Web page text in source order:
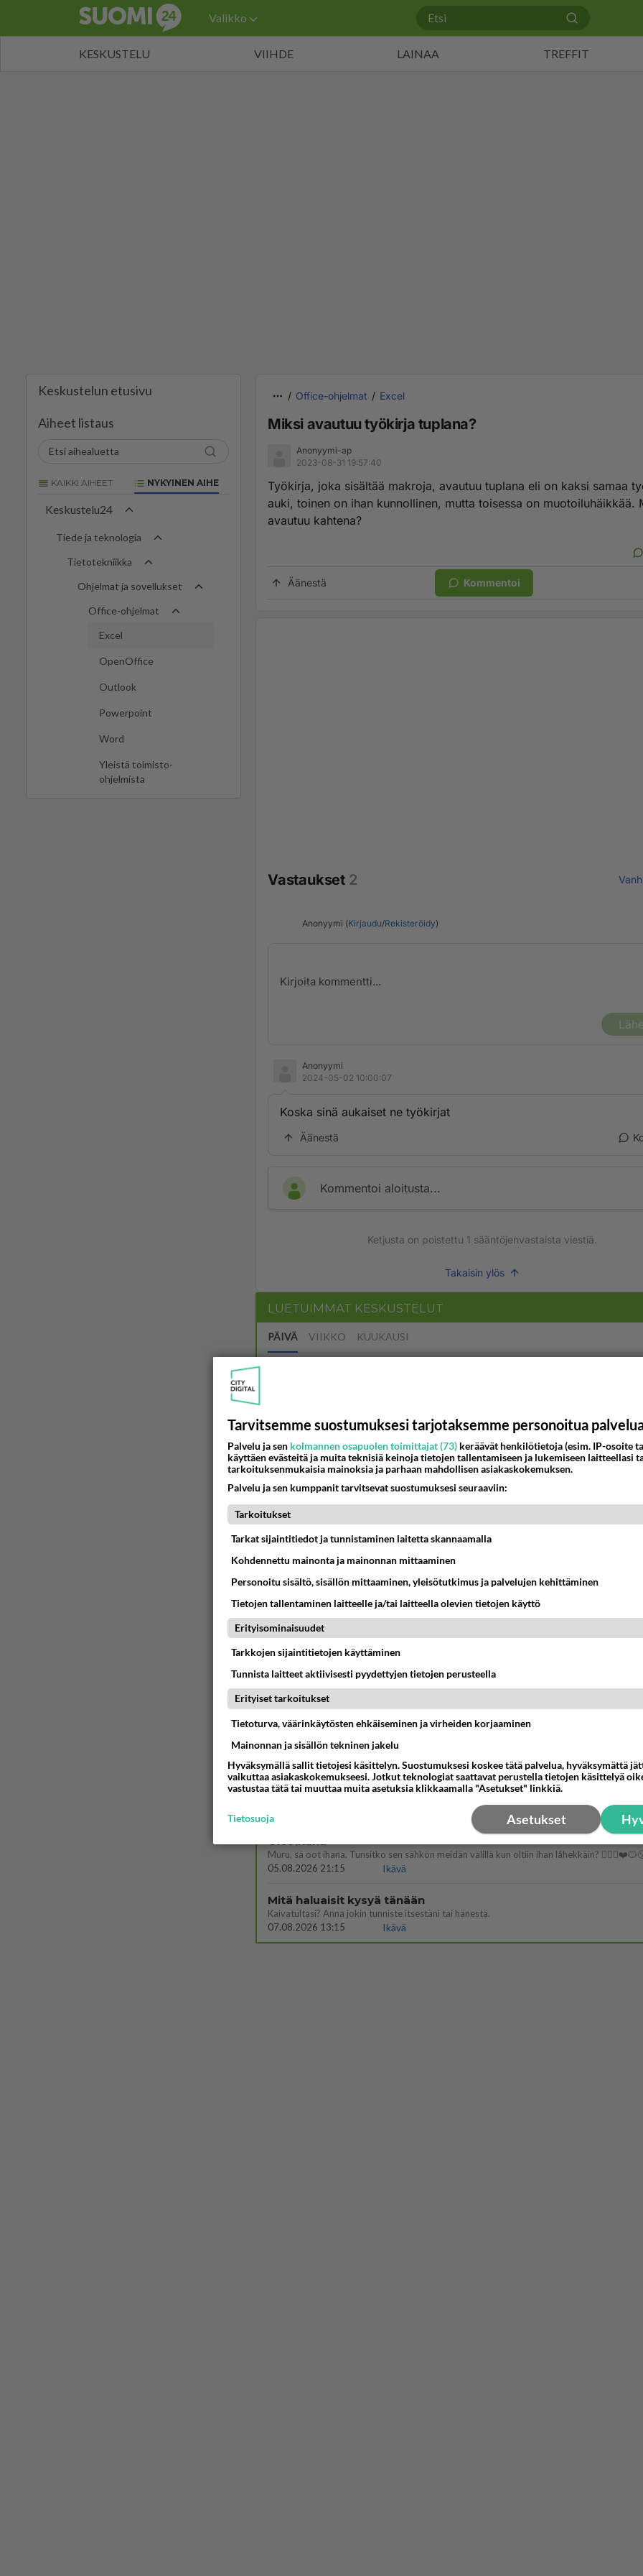
Valikko
KESKUSTELU VIIHDE LAINAA TREFFIT
Keskustelun etusivu
Aiheet listaus
KAIKKI AIHEET NYKYINEN AIHE
Keskustelu24
Tiede ja teknologia
Tietotekniikka
Ohjelmat ja sovellukset
Office-ohjelmat
Excel
OpenOffice
Outlook
Powerpoint
Word
Yleistä toimisto-
ohjelmista
Office-ohjelmat Excel
Miksi avautuu työkirja tuplana?
Anonyymi-ap
2023-08-31 19:57:40
Työkirja, joka sisältää makroja, avautuu tuplana eli on kaksi samaa
auki, toinen on ihan kunnollinen, mutta toisessa on muotoiluhäikkää.
avautuu kahtena?
Äänestä Kommentoi
Vastaukset 2
Anonyymi (Kirjaudu/Rekisteröidy)
Anonyymi
2024-05-02 10:00:07
Koska sinä aukaiset ne työkirjat
Äänestä
Kommentoi aloitusta...
Ketjusta on poistettu 1 sääntöjenvastaista viestiä.
Takaisin ylös
LUETUIMMAT KESKUSTELUT
PÄIVÄ VIIKKO KUUKAUSI
Kuka melkein täysi-ikäinen hukkui?
06.08.2026 20:09
Iisalmi
06.08.2026 03:24
kenen näköinen
kaivattusi on ?
Mikä on ollut
Söpöintä välillämme?
06.08.2026 14:44
06.08.2026 07:42
Ikävä
Hyvännäköinen pakkaus
06.08.2026 13:03
Ikävä
Vihervasemmistofeministinaisasianaiset
Olet ihana
Muru, sä oot ihana. Tunsitko sen sähkön meidän välillä kun oltiin ihan låhekkäin?
05.08.2026 21:15
Ikävä
Mitä haluaisit kysyä tänään
Kaivatultasi? Anna jokin tunniste itsestäni tai hänestä.
07.08.2026 13:15
Ikävä
Tarvitsemme suostumuksesi tarjotaksemme personoitua
Palvelu ja sen kolmannen osapuolen toimittajat (73) keräävät henkilötietoja (esim. IP-osoite
käyttäen evästeitä ja muita teknisiä keinoja tietojen tallentamiseen ja lukemiseen laitteellasi
tarkoituksenmukaisia mainoksia ja parhaan mahdollisen asiakaskokemuksen.
Palvelu ja sen kumppanit tarvitsevat suostumuksesi seuraaviin:
Tarkoitukset
Tarkat sijaintitiedot ja tunnistaminen laitetta skannaamalla
Kohdennettu mainonta ja mainonnan mittaaminen
Personoitu sisältö, sisällön mittaaminen, yleisötutkimus ja palvelujen kehittäminen
Tietojen tallentaminen laitteelle ja/tai laitteella olevien tietojen käyttö
Erityisominaisuudet
Tarkkojen sijaintitietojen käyttäminen
Tunnista laitteet aktiivisesti pyydettyjen tietojen perusteella
Erityiset tarkoitukset
Tietoturva, väärinkäytösten ehkäiseminen ja virheiden korjaaminen
Mainonnan ja sisällön tekninen jakelu
Hyväksymällä sallit tietojesi käsittelyn. Suostumuksesi koskee tätä palvelua, hyväksymättä
vaikuttaa asiakaskokemukseesi. Jotkut teknologiat saattavat perustella tietojen käsittelyä
vastustaa tätä tai muuttaa muita asetuksia klikkaamalla "Asetukset" linkkiä.
Asetukset
Tietosuoja